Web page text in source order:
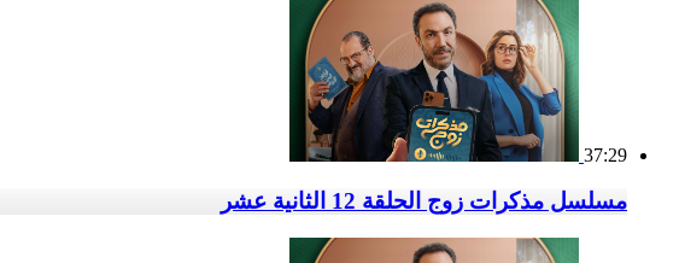
37:29
مسلسل مذكرات زوج الحلقة 12 الثانية عشر